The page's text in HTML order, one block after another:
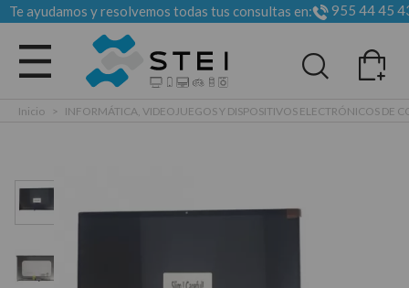
Te ayudamos y resolvemos todas tus consultas en: 955 44 45
Todas las categorias
Inicio > INFORMÁTICA, VIDEOJUEGOS Y DISPOSITIVOS ELECTRÓNICOS DE